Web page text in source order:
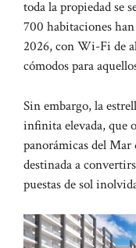
toda la propiedad se
700 habitaciones
2026, con Wi-Fi de
cómodos para
Sin embargo, la
infinita elevada, que
panorámicas del
destinada a
puestas de sol